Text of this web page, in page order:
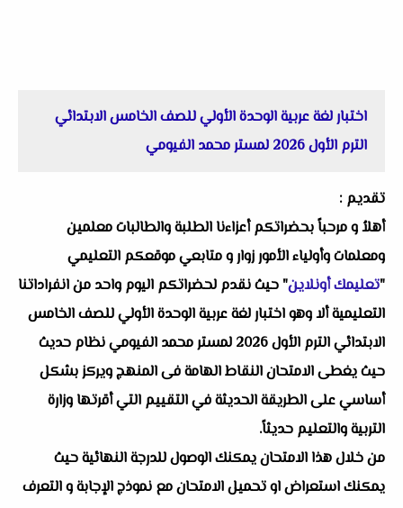
اختبار لغة عربية الوحدة الأولي للصف الخامس الابتدائي
الترم الأول 2026 لمستر محمد الفيومي
تقديم :
أهلاُ و مرحباً بحضراتكم أعزاءنا الطلبة والطالبات معلمين
ومعلمات وأولياء الأمور زوار و متابعي موقعكم التعليمي
"تعليمك أونلاين" حيث نقدم لحضراتكم اليوم واحد من انفراداتنا
التعليمية ألا وهو اختبار لغة عربية الوحدة الأولي للصف الخامس
الابتدائي الترم الأول 2026 لمستر محمد الفيومي نظام حديث
حيث يغطى الامتحان النقاط الهامة فى المنهج ويركز بشكل
أساسي على الطريقة الحديثة في التقييم التي أقرتها وزارة
التربية والتعليم حديثاً.
من خلال هذا الامتحان يمكنك الوصول للدرجة النهائية حيث
يمكنك استعراض او تحميل الامتحان مع نموذج الإجابة و التعرف